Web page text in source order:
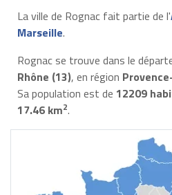
La ville de Rognac fait partie de l'
Marseille.
Rognac se trouve dans le
Rhône (13), en région
Sa population est de 12209
17.46 km2.